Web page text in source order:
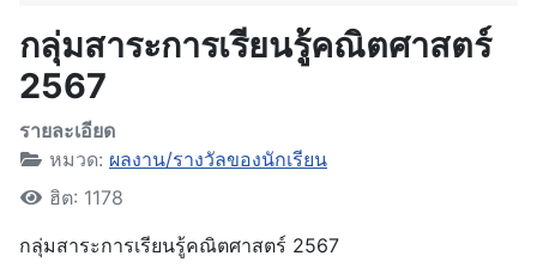
กลุ่มสาระการเรียนรู้คณิตศาสตร์
2567
รายละเอียด
หมวด: ผลงาน/รางวัลของนักเรียน
ฮิต: 1178
กลุ่มสาระการเรียนรู้คณิตศาสตร์ 2567